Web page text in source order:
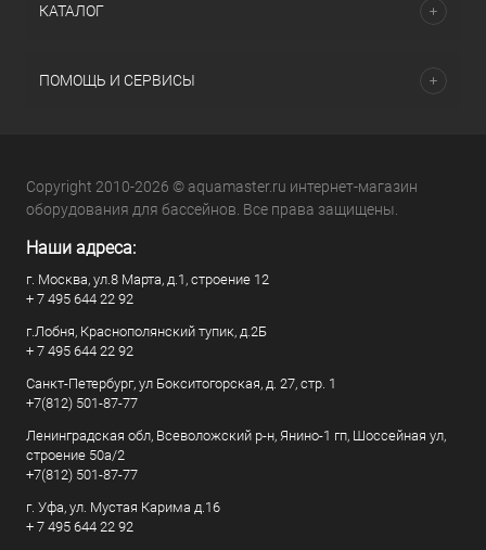
КАТАЛОГ
ПОМОЩЬ И СЕРВИСЫ
Copyright 2010-2026 © aquamaster.ru интернет-магазин
оборудования для бассейнов. Все права защищены.
Наши адреса:
г. Москва, ул.8 Марта, д.1, строение 12
+ 7 495 644 22 92
г.Лобня, Краснополянский тупик, д.2Б
+ 7 495 644 22 92
Санкт-Петербург, ул Бокситогорская, д. 27, стр. 1
+7(812) 501-87-77
Ленинградская обл, Всеволожский р-н, Янино-1 гп, Шоссейная ул,
строение 50а/2
+7(812) 501-87-77
г. Уфа, ул. Мустая Карима д.16
+ 7 495 644 22 92